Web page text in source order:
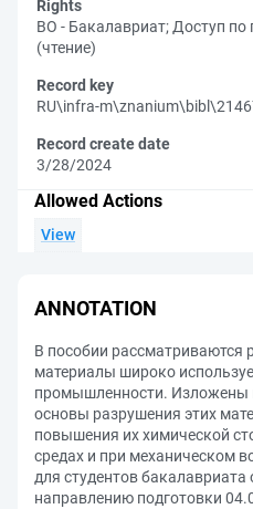
Rights
ВО - Бакалавриат; Доступ по
(чтение)
Record key
RU\infra-
Record create date
3/28/2024
Allowed Actions
View
ANNOTATION
В пособии рассматриваются
материалы широко
промышленности. Изложены
основы разрушения этих
повышения их химической
средах и при механическом
для студентов
направлению подготовки